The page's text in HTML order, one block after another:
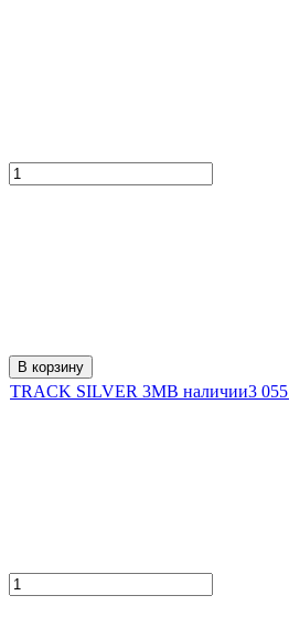
В корзину
TRACK SILVER 3MВ наличии3 055